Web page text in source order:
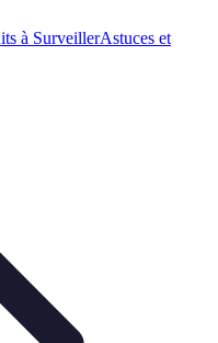
à SurveillerAstuces et